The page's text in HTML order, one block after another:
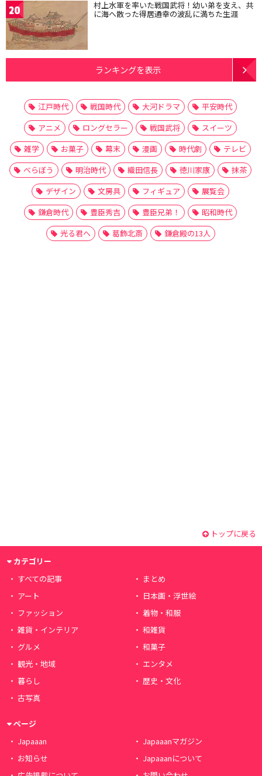
20 村上水軍を率いた戦国武将！幼い弟を支え、共
に海へ散った得居通幸の波乱に満ちた生涯
ランキングを表示
江戸時代 戦国時代 大河ドラマ
平安時代
アニメ
ロングセラー 戦国武将
スイーツ
雑学
お菓子 幕末 漫画 時代劇
テレビ
べらぼう
明治時代 織田信長 徳川家康
抹茶
デザイン
文房具 フィギュア
展覧会
鎌倉時代
豊臣秀吉 豊臣兄弟！
昭和時代
光る君へ
葛飾北斎 鎌倉殿の13人
トップに戻る
カテゴリー
すべての記事
まとめ
アート
日本画・浮世絵
ファッション
着物・和服
雑貨・インテリア
和雑貨
グルメ
和菓子
観光・地域
エンタメ
暮らし
歴史・文化
古写真
ページ
Japaaan
Japaaanマガジン
お知らせ
Japaaanについて